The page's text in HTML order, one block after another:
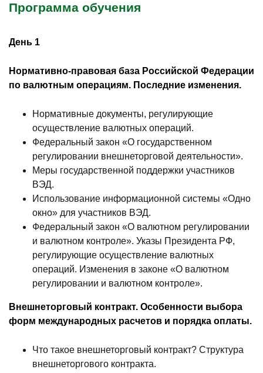
Программа обучения
День 1
Нормативно-правовая база Российской Федерации
по валютным операциям. Последние изменения.
Нормативные документы, регулирующие
осуществление валютных операций.
Федеральный закон «О государственном
регулировании внешнеторговой деятельности».
Меры государственной поддержки участников
ВЭД.
Использование информационной системы «Одно
окно» для участников ВЭД.
Федеральный закон «О валютном регулировании
и валютном контроле». Указы Президента РФ,
регулирующие осуществление валютных
операций. Изменения в законе «О валютном
регулировании и валютном контроле».
Внешнеторговый контракт. Особенности выбора
форм международных расчетов и порядка оплаты.
Что такое внешнеторговый контракт? Структура
внешнеторгового контракта.